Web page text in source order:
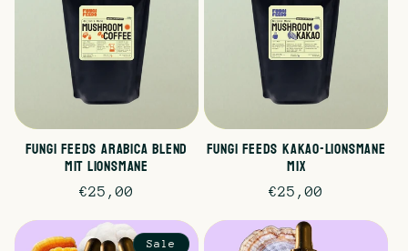
Fungi Feeds Arabica Blend
mit Lionsmane
Normaler
€25,00
Fungi Feeds Kakao-Lionsmane
Mix
Normaler
€25,00
Sale